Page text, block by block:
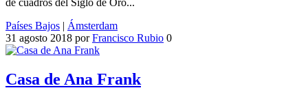
de cuadros del Siglo de Oro...
Países Bajos | Ámsterdam
31 agosto 2018 porFrancisco Rubio 0
Casa de Ana Frank